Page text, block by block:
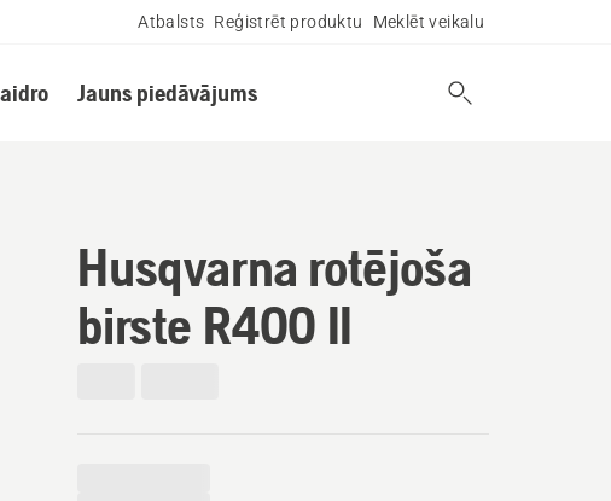
Atbalsts Reģistrēt produktu Meklēt veikalu
Jauns piedāvājums
Husqvarna rotējoša
birste R400 II